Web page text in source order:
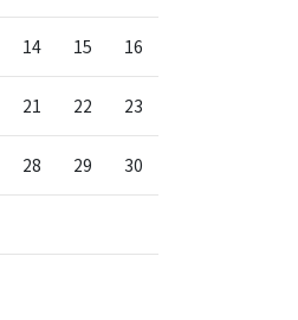
14 15 16
21 22 23
28 29 30